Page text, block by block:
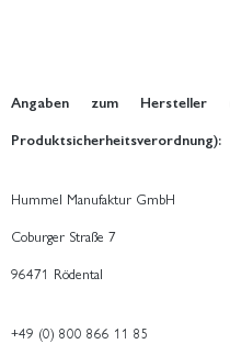
Angaben zum Hersteller
Produktsicherheitsverordnung):
Hummel Manufaktur GmbH
Coburger Straße 7
96471 Rödental
+49 (0) 800 866 11 85